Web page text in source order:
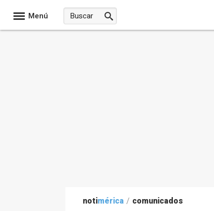
Menú
notimérica / comunicados